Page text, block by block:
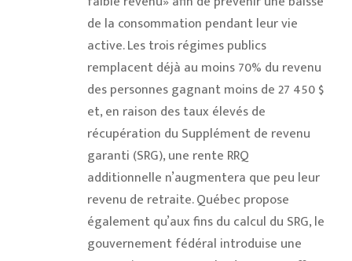
de la consommation pendant leur vie
active. Les trois régimes publics
remplacent déjà au moins 70% du revenu
des personnes gagnant moins de 27 450 $
et, en raison des taux élevés de
récupération du Supplément de revenu
garanti (SRG), une rente RRQ
additionnelle n’augmentera que peu leur
revenu de retraite. Québec propose
également qu’aux fins du calcul du SRG, le
gouvernement fédéral introduise une